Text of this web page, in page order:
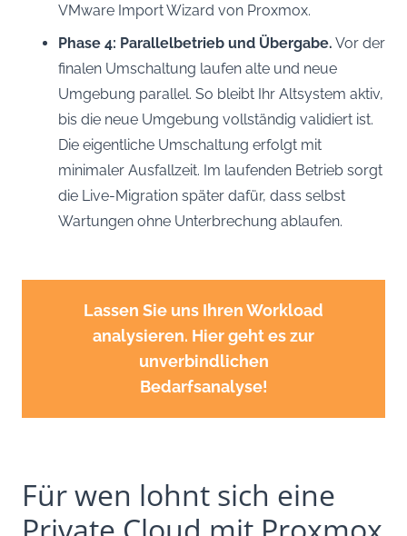
VMware Import Wizard von Proxmox.
Phase 4: Parallelbetrieb und Übergabe. Vor der
finalen Umschaltung laufen alte und neue
Umgebung parallel. So bleibt Ihr Altsystem aktiv,
bis die neue Umgebung vollständig validiert ist.
Die eigentliche Umschaltung erfolgt mit
minimaler Ausfallzeit. Im laufenden Betrieb sorgt
die Live-Migration später dafür, dass selbst
Wartungen ohne Unterbrechung ablaufen.
Lassen Sie uns Ihren Workload
analysieren. Hier geht es zur
unverbindlichen
Bedarfsanalyse!
Für wen lohnt sich eine